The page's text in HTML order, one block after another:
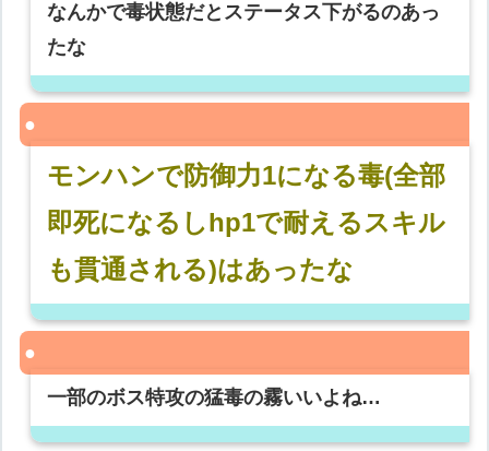
なんかで毒状態だとステータス下がるのあっ
たな
モンハンで防御力1になる毒(全部
即死になるしhp1で耐えるスキル
も貫通される)はあったな
一部のボス特攻の猛毒の霧いいよね…